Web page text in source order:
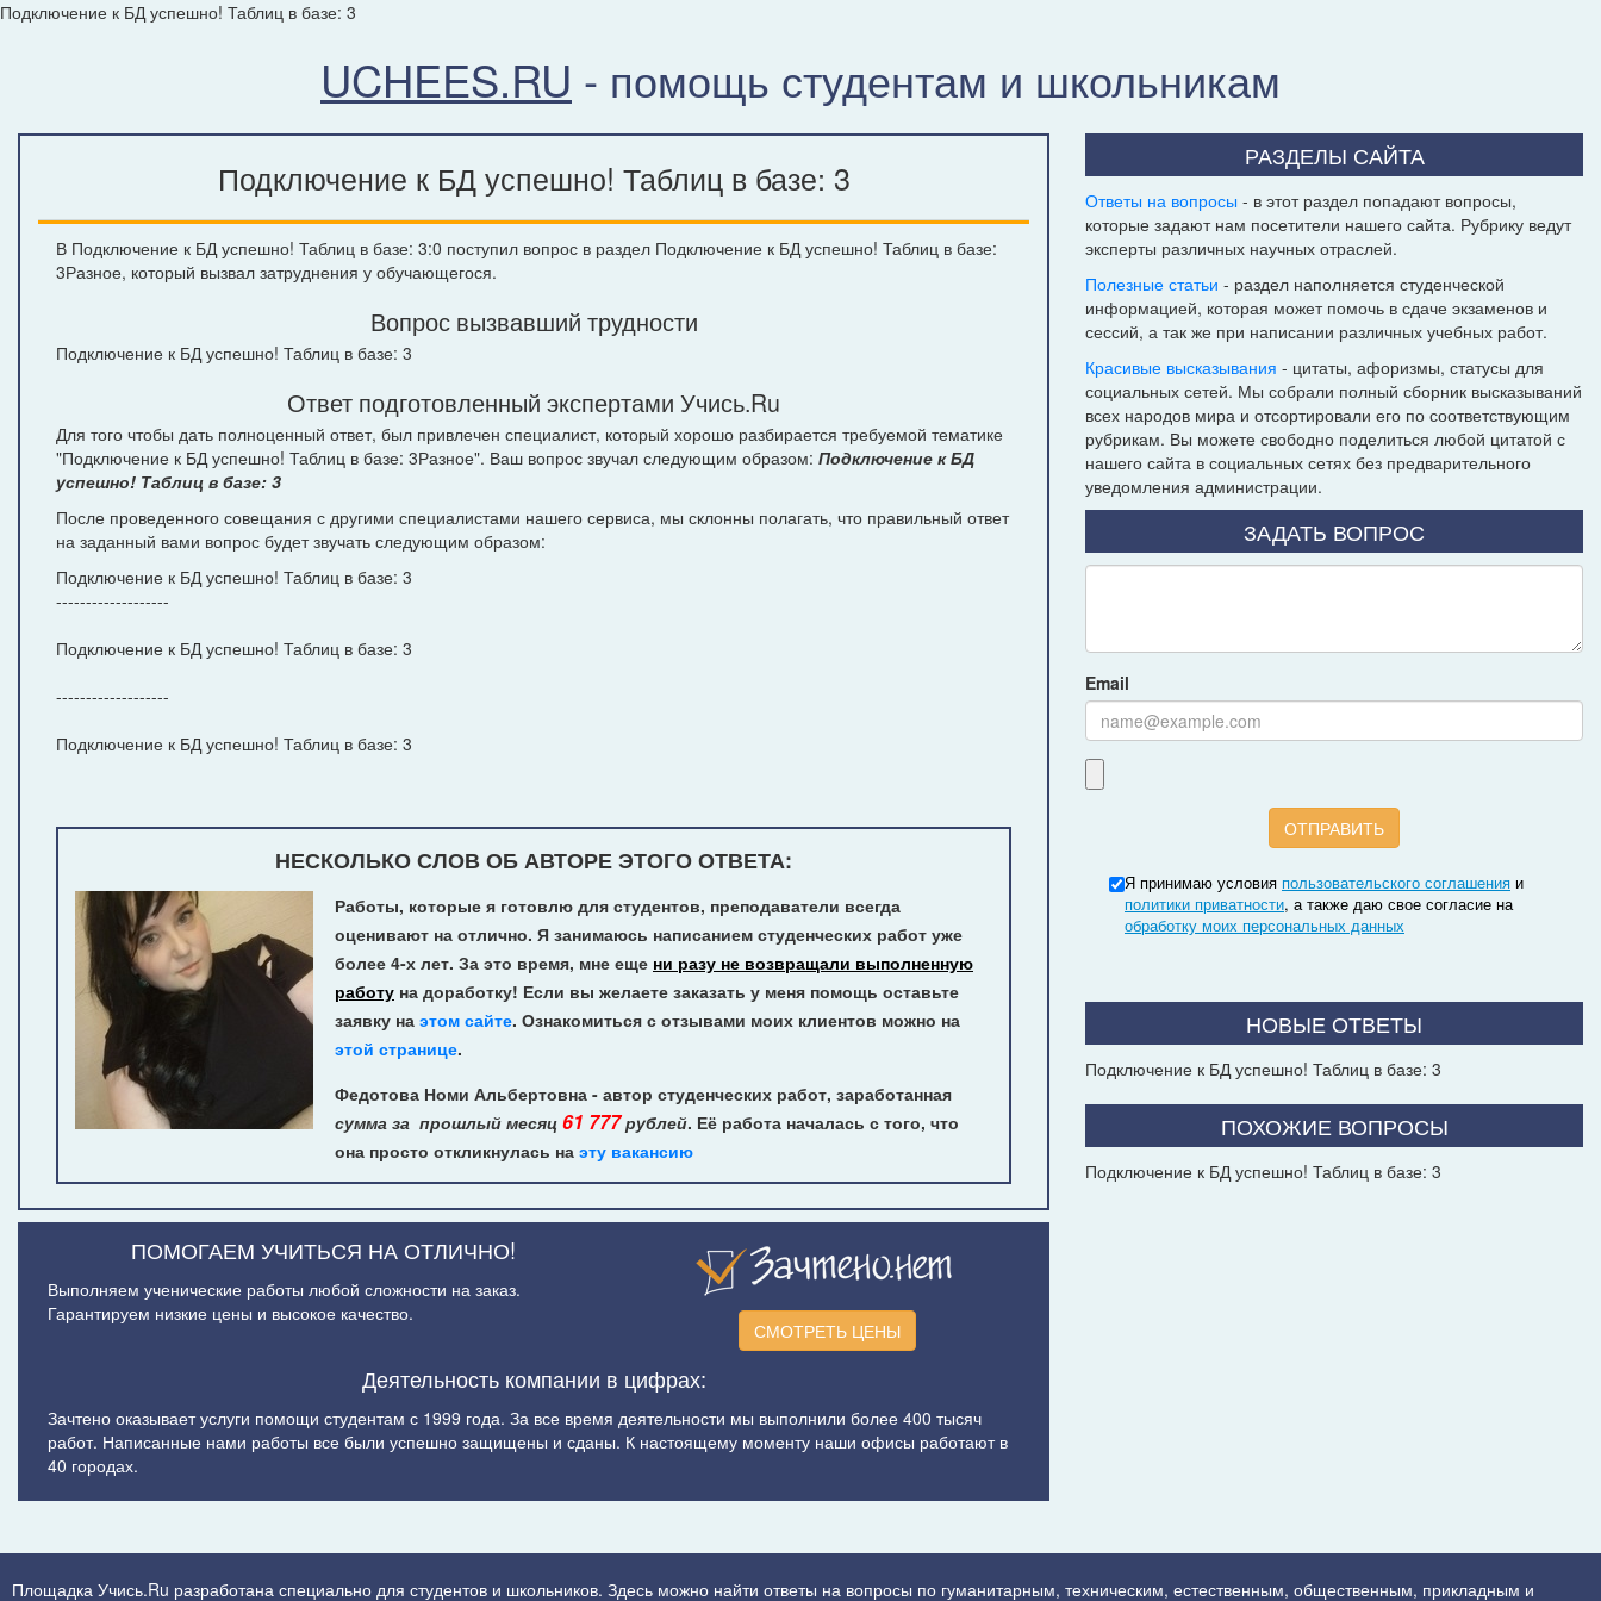
Подключение к БД успешно! Таблиц в базе: 3
UCHEES.RU - помощь студентам и школьникам
Подключение к БД успешно! Таблиц в базе: 3
В Подключение к БД успешно! Таблиц в базе: 3:0 поступил вопрос в раздел Подключение к БД успешно! Таблиц в базе:
3Разное, который вызвал затруднения у обучающегося.
Вопрос вызвавший трудности
Подключение к БД успешно! Таблиц в базе: 3
Ответ подготовленный экспертами Учись.Ru
Для того чтобы дать полноценный ответ, был привлечен специалист, который хорошо разбирается требуемой тематике
"Подключение к БД успешно! Таблиц в базе: 3Разное". Ваш вопрос звучал следующим образом: Подключение к БД
успешно! Таблиц в базе: 3
После проведенного совещания с другими специалистами нашего сервиса, мы склонны полагать, что правильный ответ
на заданный вами вопрос будет звучать следующим образом:
Подключение к БД успешно! Таблиц в базе: 3
-------------------
Подключение к БД успешно! Таблиц в базе: 3
-------------------
Подключение к БД успешно! Таблиц в базе: 3
НЕСКОЛЬКО СЛОВ ОБ АВТОРЕ ЭТОГО ОТВЕТА:
Работы, которые я готовлю для студентов, преподаватели всегда
оценивают на отлично. Я занимаюсь написанием студенческих работ уже
более 4-х лет. За это время, мне еще ни разу не возвращали выполненную
работу на доработку! Если вы желаете заказать у меня помощь оставьте
заявку на этом сайте. Ознакомиться с отзывами моих клиентов можно на
этой странице.
Федотова Номи Альбертовна - автор студенческих работ, заработанная
сумма за прошлый месяц 61 777рублей. Её работа началась с того, что
она просто откликнулась на эту вакансию
ПОМОГАЕМ УЧИТЬСЯ НА ОТЛИЧНО!
Выполняем ученические работы любой сложности на заказ.
Гарантируем низкие цены и высокое качество.
СМОТРЕТЬ ЦЕНЫ
Деятельность компании в цифрах:
Зачтено оказывает услуги помощи студентам с 1999 года. За все время деятельности мы выполнили более 400 тысяч
работ. Написанные нами работы все были успешно защищены и сданы. К настоящему моменту наши офисы работают в
40 городах.
РАЗДЕЛЫ САЙТА
Ответы на вопросы - в этот раздел попадают вопросы,
которые задают нам посетители нашего сайта. Рубрику ведут
эксперты различных научных отраслей.
Полезные статьи - раздел наполняется студенческой
информацией, которая может помочь в сдаче экзаменов и
сессий, а так же при написании различных учебных работ.
Красивые высказывания - цитаты, афоризмы, статусы для
социальных сетей. Мы собрали полный сборник высказываний
всех народов мира и отсортировали его по соответствующим
рубрикам. Вы можете свободно поделиться любой цитатой с
нашего сайта в социальных сетях без предварительного
уведомления администрации.
ЗАДАТЬ ВОПРОС
Email
Я принимаю условия пользовательского соглашения и
политики приватности, а также даю свое согласие на
обработку моих персональных данных
НОВЫЕ ОТВЕТЫ
Подключение к БД успешно! Таблиц в базе: 3
ПОХОЖИЕ ВОПРОСЫ
Подключение к БД успешно! Таблиц в базе: 3
Площадка Учись.Ru разработана специально для студентов и школьников. Здесь можно найти ответы на вопросы по гуманитарным, техническим, естественным, общественным, прикладным и